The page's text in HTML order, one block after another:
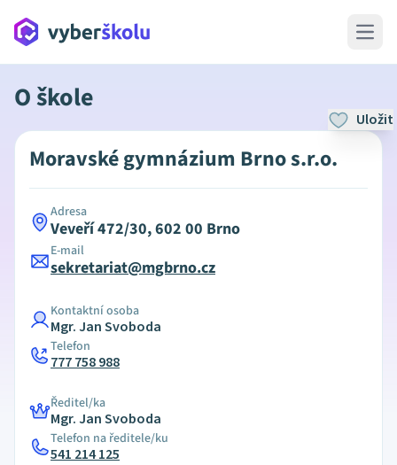
Open
O škole
Uložit
Moravské gymnázium Brno s.r.o.
Adresa
Veveří 472/30, 602 00 Brno
E-mail
sekretariat@mgbrno.cz
Kontaktní osoba
Mgr. Jan Svoboda
Telefon
777 758 988
Ředitel/ka
Mgr. Jan Svoboda
Telefon na ředitele/ku
541 214 125